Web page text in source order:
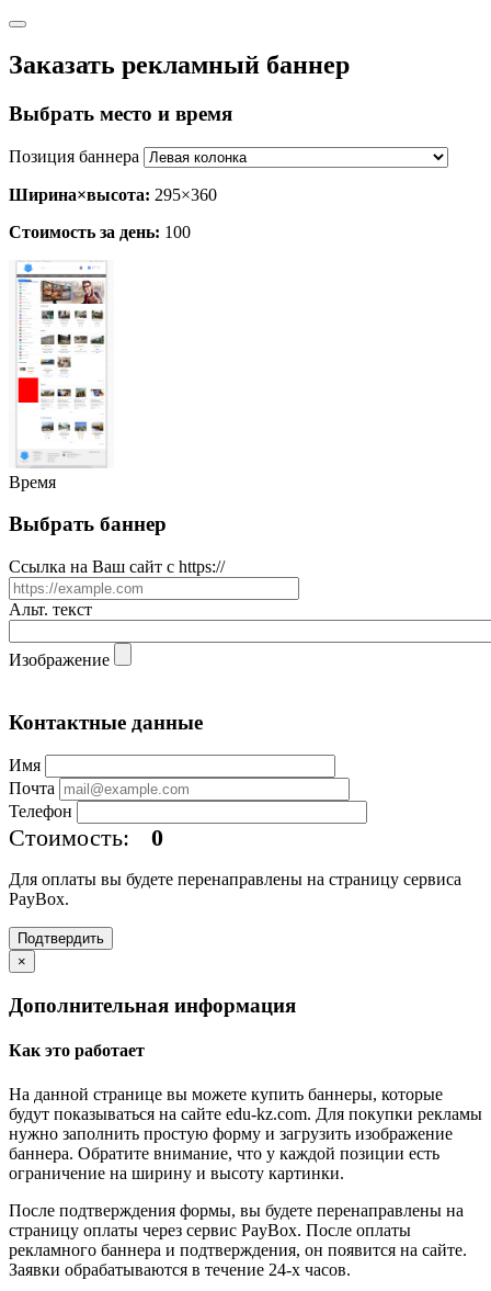
Заказать рекламный баннер
Выбрать место и время
Позиция баннера
Ширина×высота: 295×360
Стоимость за день: 100
Время
Выбрать баннер
Ссылка на Ваш сайт с https://
Альт. текст
Изображение
Контактные данные
Имя
Почта
Телефон
Стоимость: 0
Для оплаты вы будете перенаправлены на страницу сервиса
PayBox.
Подтвердить
×
Дополнительная информация
Как это работает
На данной странице вы можете купить баннеры, которые
будут показываться на сайте edu-kz.com. Для покупки рекламы
нужно заполнить простую форму и загрузить изображение
баннера. Обратите внимание, что у каждой позиции есть
ограничение на ширину и высоту картинки.
После подтверждения формы, вы будете перенаправлены на
страницу оплаты через сервис PayBox. После оплаты
рекламного баннера и подтверждения, он появится на сайте.
Заявки обрабатываются в течение 24-х часов.